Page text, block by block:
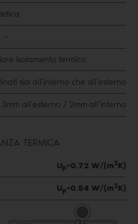
–
isolamento termico
sia all’interno che all’esterno
3mm all’esterno / 2mm all’interno
TERMICA
Up=0.72 W/(m2K)
Up=0.54 W/(m2K)